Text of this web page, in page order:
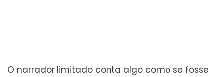
O narrador limitado conta algo como se fosse